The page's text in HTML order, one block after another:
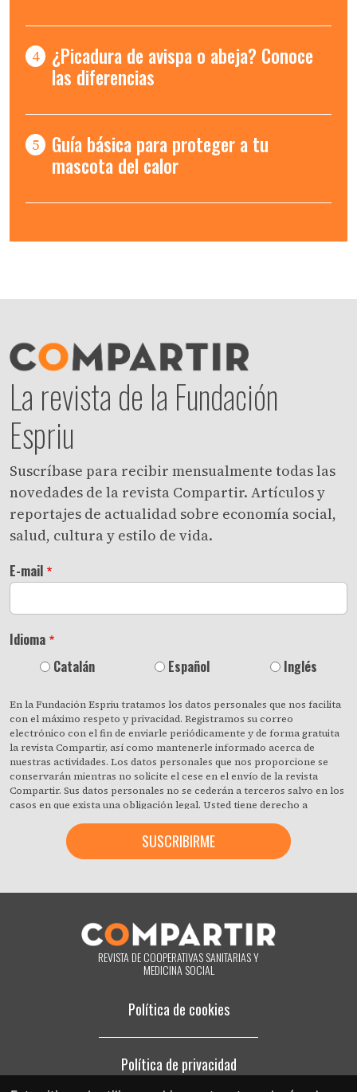
4 ¿Picadura de avispa o abeja? Conoce
las diferencias
5 Guía básica para proteger a tu
mascota del calor
La revista de la Fundación
Espriu
Suscríbase para recibir mensualmente todas las
novedades de la revista Compartir. Artículos y
reportajes de actualidad sobre economía social,
salud, cultura y estilo de vida.
E-mail
Idioma
Catalán
Español Inglés
En la Fundación Espriu tratamos los datos personales que nos facilita
con el máximo respeto y privacidad. Registramos su correo
electrónico con el fin de enviarle periódicamente y de forma gratuita
la revista Compartir, así como mantenerle informado acerca de
nuestras actividades. Los datos personales que nos proporcione se
conservarán mientras no solicite el cese en el envío de la revista
Compartir. Sus datos personales no se cederán a terceros salvo en los
casos en que exista una obligación legal. Usted tiene derecho a
tratando sus datos personales y a revocar cuando lo desee, con efecto
inmediato, su consentimiento para ello. También puede acceder a sus
datos personales, rectificar los que sean inexactos o solicitar su
fueron recogidos. Al hacer clic acepta expresamente que podamos
cambiar de opinión en cualquier momento haciendo clic en el enlace
«darme de baja» que hay en el pie de página de cualquier correo
electrónico que reciba de nuestra parte, o poniéndose en contacto
con nosotros en el correo electrónico compartir@fespriu.org.
REVISTA DE COOPERATIVAS SANITARIAS Y
MEDICINA SOCIAL
Política de cookies
Política de privacidad